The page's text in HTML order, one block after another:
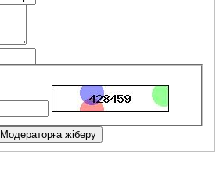
Модераторға жіберу